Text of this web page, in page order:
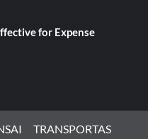
for Expense
TRANSPORTAS